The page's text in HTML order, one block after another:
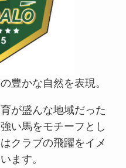
豊かな自然を表現。
が盛んな地域だった
い馬をモチーフとし
クラブの飛躍をイメ
ます。